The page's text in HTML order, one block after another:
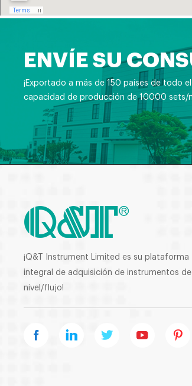
ENVÍE SU
¡Exportado a más de 150 países de todo
capacidad de producción de 10000 sets/
¡Q&T Instrument Limited es su plataforma
integral de adquisición de instrumentos de
nivel/flujo!